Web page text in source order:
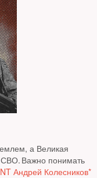
а Великая
СВО. Важно понимать
NT Андрей Колесников*